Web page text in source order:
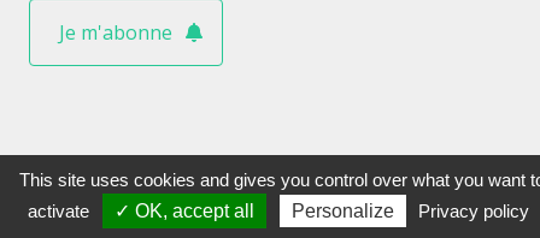
Je m'abonne
Sylvain Maillard © 2020 Tous droits réservés.
This site uses cookies and gives you control over what you want
activate
✓ OK, accept all Personalize Privacy policy